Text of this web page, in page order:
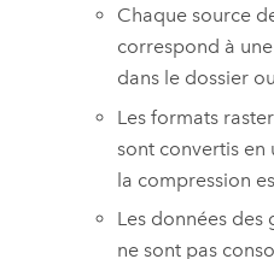
Chaque source
correspond à
dans le dossier
Les formats
sont convertis en
la compression
Les données
ne sont pas